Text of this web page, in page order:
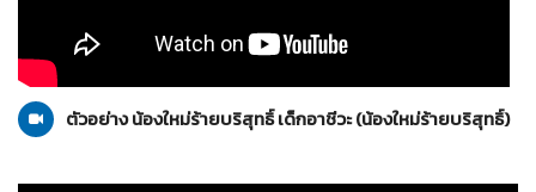
23-10-2553
ตัวอย่าง น้องใหม่ร้ายบริสุทธิ์ เด็กอาชีวะ (น้องใหม่ร้ายบริสุทธิ์)